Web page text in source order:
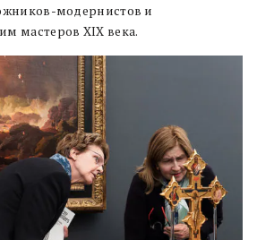
модернистов и
мастеров XIX века.